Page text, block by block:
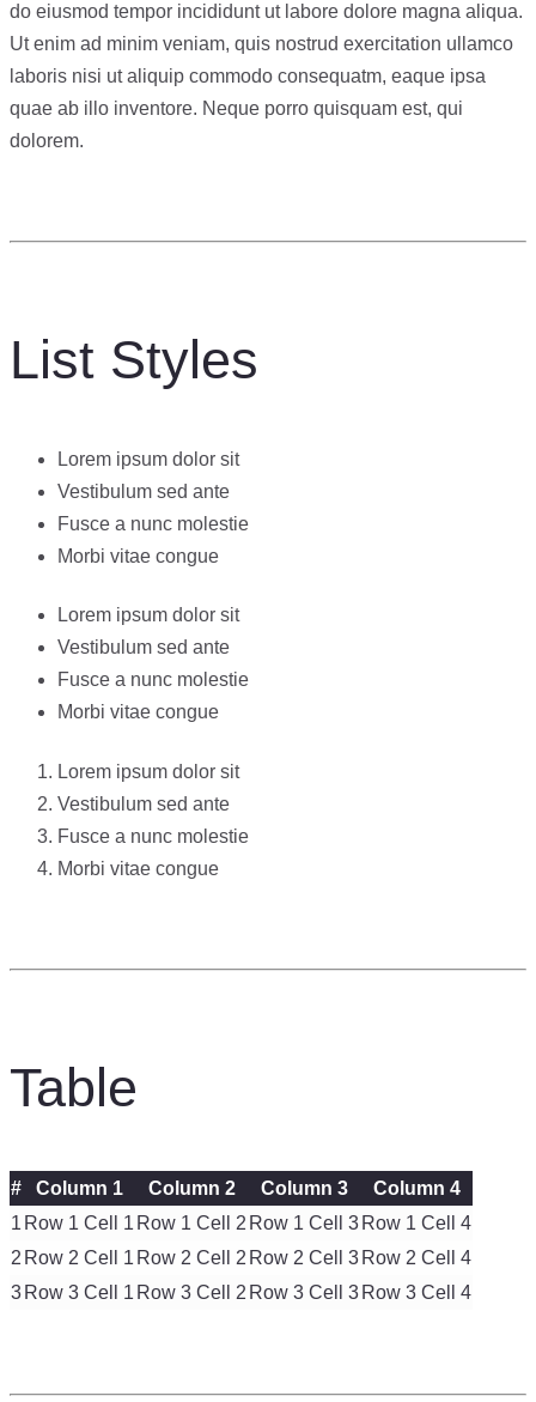
do eiusmod tempor incididunt ut labore dolore magna aliqua.
Ut enim ad minim veniam, quis nostrud exercitation ullamco
laboris nisi ut aliquip commodo consequatm, eaque ipsa
quae ab illo inventore. Neque porro quisquam est, qui
dolorem.
List Styles
Lorem ipsum dolor sit
Vestibulum sed ante
Fusce a nunc molestie
Morbi vitae congue
Lorem ipsum dolor sit
Vestibulum sed ante
Fusce a nunc molestie
Morbi vitae congue
Lorem ipsum dolor sit
Vestibulum sed ante
Fusce a nunc molestie
Morbi vitae congue
Table
# Column 1 Column 2 Column 3
Column 4
1 Row 1 Cell 1 Row 1 Cell 2 Row 1 Cell 3 Row 1 Cell 4
2 Row 2 Cell 1 Row 2 Cell 2 Row 2 Cell 3 Row 2 Cell 4
3 Row 3 Cell 1 Row 3 Cell 2 Row 3 Cell 3 Row 3 Cell 4